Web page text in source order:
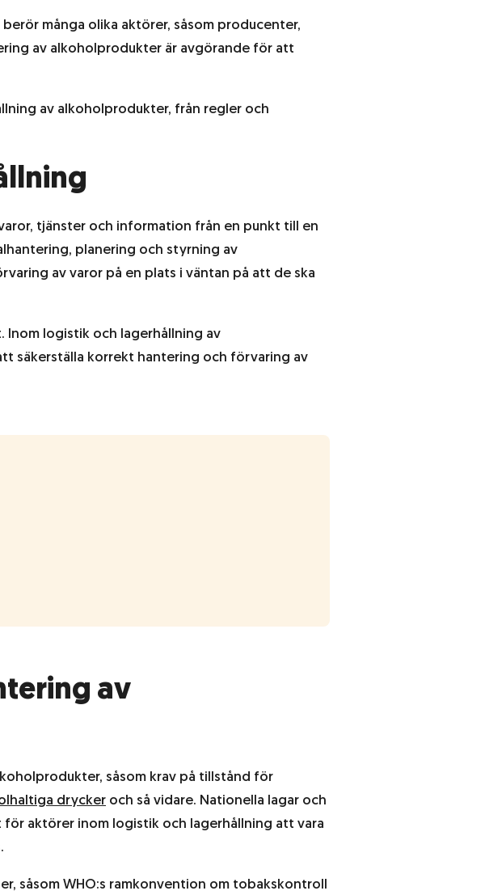
många olika aktörer, såsom producenter,
av alkoholprodukter är avgörande för att
av alkoholprodukter, från regler och
tjänster och information från en punkt till en
planering och styrning av
av varor på en plats i väntan på att de ska
Inom logistik och lagerhållning av
säkerställa korrekt hantering och förvaring av
av
såsom krav på tillstånd för
drycker och så vidare. Nationella lagar och
aktörer inom logistik och lagerhållning att vara
såsom WHO:s ramkonvention om tobakskontroll